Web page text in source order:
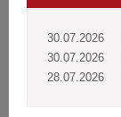
30.07.2026
30.07.2026
28.07.2026